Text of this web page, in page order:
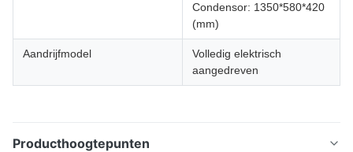
Condensor: 1350*580*420
(mm)
Aandrijfmodel
Volledig elektrisch
aangedreven
Producthoogtepunten